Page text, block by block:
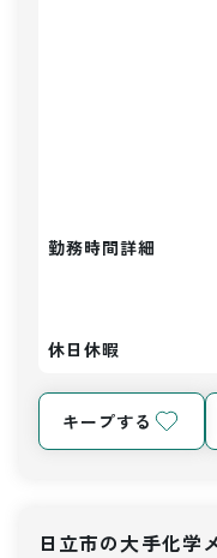
勤務時間詳細
休日休暇
キープする
日立市の大手化学